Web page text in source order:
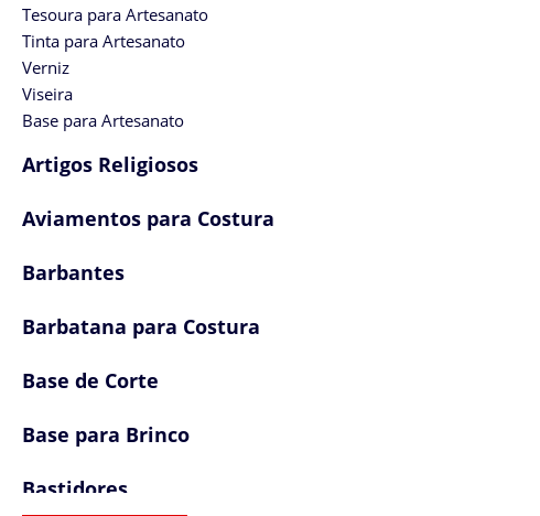
Tesoura para Artesanato
Tinta para Artesanato
Verniz
Viseira
Base para Artesanato
Artigos Religiosos
Aviamentos para Costura
Barbantes
Barbatana para Costura
Base de Corte
Base para Brinco
Bastidores